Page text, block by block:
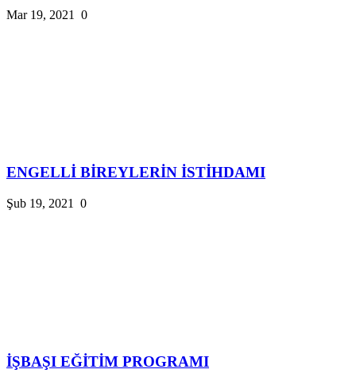
Mar 19, 2021 0
ENGELLİ BİREYLERİN İSTİHDAMI
Şub 19, 2021 0
İŞBAŞI EĞİTİM PROGRAMI